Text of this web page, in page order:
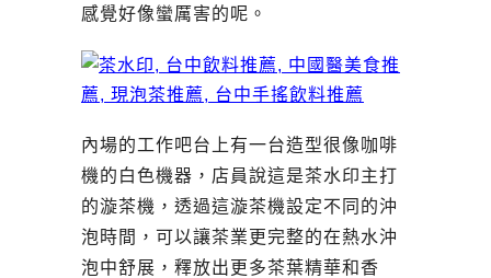
感覺好像蠻厲害的呢。
內場的工作吧台上有一台造型很像咖啡
機的白色機器，店員說這是茶水印主打
的漩茶機，透過這漩茶機設定不同的沖
泡時間，可以讓茶業更完整的在熱水沖
泡中舒展，釋放出更多茶葉精華和香